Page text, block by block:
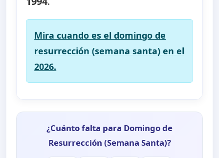
Mira cuando es el domingo de
resurrección (semana santa) en el
2026.
¿Cuánto falta para Domingo de
Resurrección (Semana Santa)?